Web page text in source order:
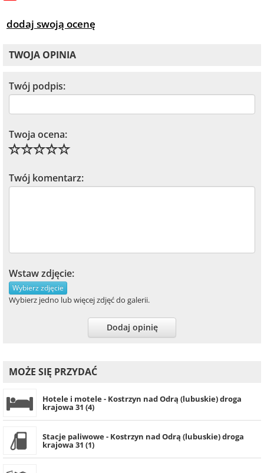
dodaj swoją ocenę
TWOJA OPINIA
Twój podpis:
Twoja ocena:
Twój komentarz:
Wstaw zdjęcie:
Wybierz zdjęcie
Wybierz jedno lub więcej zdjęć do galerii.
Dodaj opinię
MOŻE SIĘ PRZYDAĆ
Hotele i motele - Kostrzyn nad Odrą (lubuskie) droga
krajowa 31 (4)
Stacje paliwowe - Kostrzyn nad Odrą (lubuskie) droga
krajowa 31 (1)